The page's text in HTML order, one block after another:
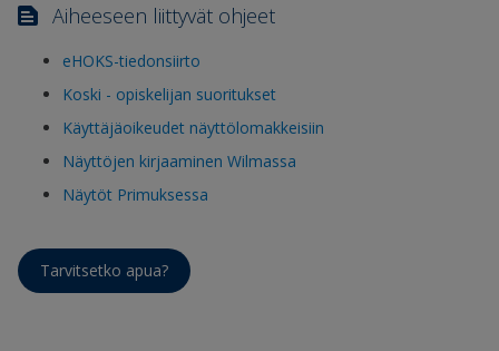
Aiheeseen liittyvät ohjeet
eHOKS-tiedonsiirto
Koski - opiskelijan suoritukset
Käyttäjäoikeudet näyttölomakkeisiin
Näyttöjen kirjaaminen Wilmassa
Näytöt Primuksessa
Tarvitsetko apua?